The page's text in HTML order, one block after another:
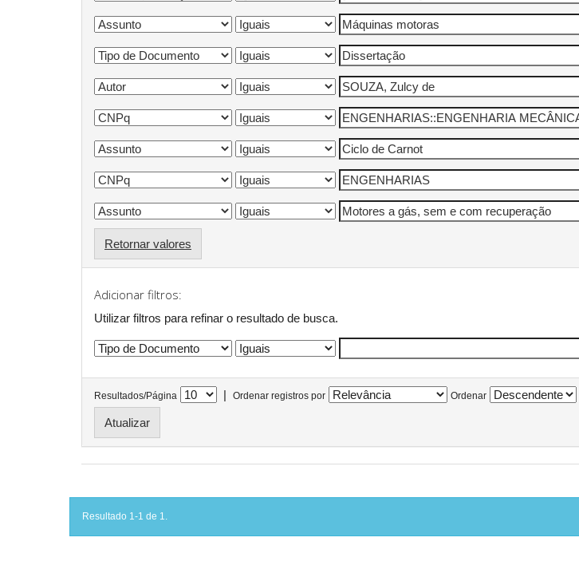
Retornar valores
Adicionar filtros:
Utilizar filtros para refinar o resultado de busca.
Resultados/Página | Ordenar registros por Ordenar
Resultado 1-1 de 1.